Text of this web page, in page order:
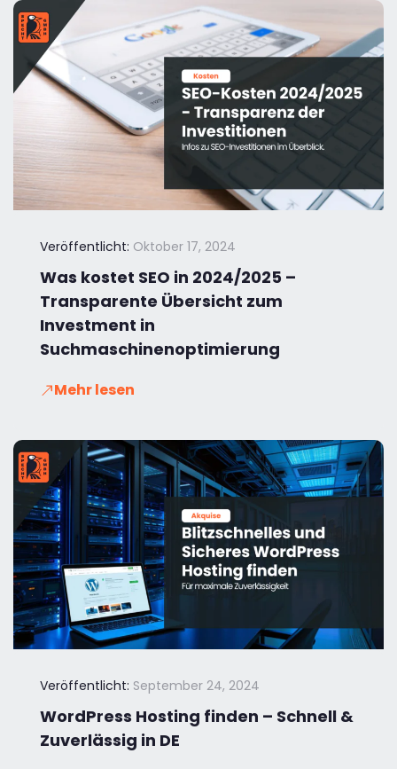
Veröffentlicht: Oktober 17, 2024
Was kostet SEO in 2024/2025 –
Transparente Übersicht zum
Investment in
Suchmaschinenoptimierung
Mehr lesen
Veröffentlicht: September 24, 2024
WordPress Hosting finden – Schnell &
Zuverlässig in DE